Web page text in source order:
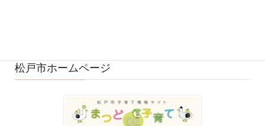
松戸市ホームページ